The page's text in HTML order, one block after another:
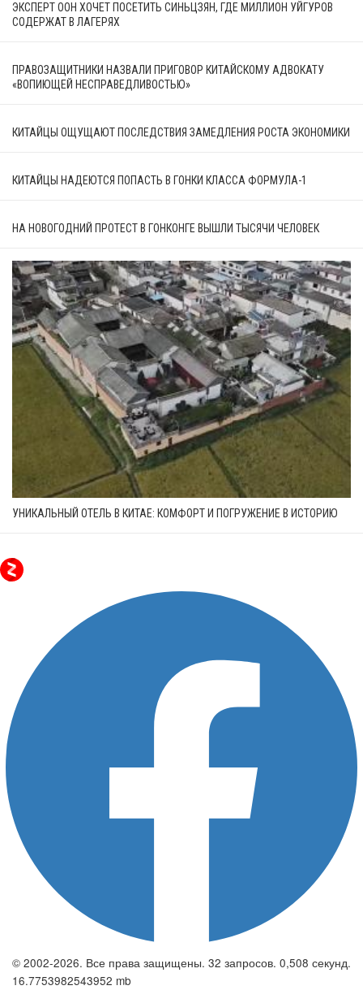
ЭКСПЕРТ ООН ХОЧЕТ ПОСЕТИТЬ СИНЬЦЗЯН, ГДЕ МИЛЛИОН УЙГУРОВ
СОДЕРЖАТ В ЛАГЕРЯХ
ПРАВОЗАЩИТНИКИ НАЗВАЛИ ПРИГОВОР КИТАЙСКОМУ АДВОКАТУ
«ВОПИЮЩЕЙ НЕСПРАВЕДЛИВОСТЬЮ»
КИТАЙЦЫ ОЩУЩАЮТ ПОСЛЕДСТВИЯ ЗАМЕДЛЕНИЯ РОСТА ЭКОНОМИКИ
КИТАЙЦЫ НАДЕЮТСЯ ПОПАСТЬ В ГОНКИ КЛАССА ФОРМУЛА-1
НА НОВОГОДНИЙ ПРОТЕСТ В ГОНКОНГЕ ВЫШЛИ ТЫСЯЧИ ЧЕЛОВЕК
УНИКАЛЬНЫЙ ОТЕЛЬ В КИТАЕ: КОМФОРТ И ПОГРУЖЕНИЕ В ИСТОРИЮ
© 2002-2026. Все права защищены. 32 запросов. 0,508 секунд.
16.7753982543952 mb